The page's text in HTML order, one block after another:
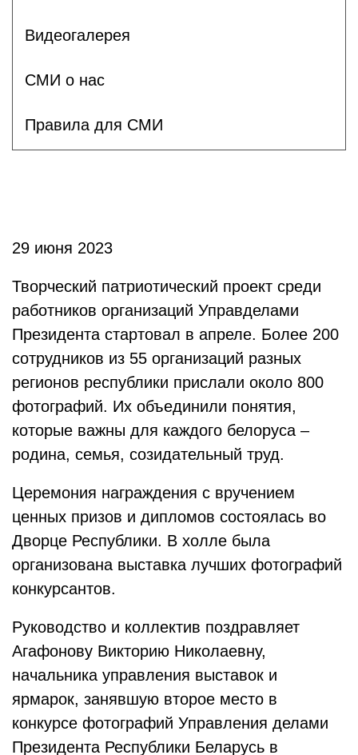
Видеогалерея
СМИ о нас
Правила для СМИ
29 июня 2023
Творческий патриотический проект среди
работников организаций Управделами
Президента стартовал в апреле. Более 200
сотрудников из 55 организаций разных
регионов республики прислали около 800
фотографий. Их объединили понятия,
которые важны для каждого белоруса –
родина, семья, созидательный труд.
Церемония награждения с вручением
ценных призов и дипломов состоялась во
Дворце Республики. В холле была
организована выставка лучших фотографий
конкурсантов.
Руководство и коллектив поздравляет
Агафонову Викторию Николаевну,
начальника управления выставок и
ярмарок, занявшую второе место в
конкурсе фотографий Управления делами
Президента Республики Беларусь в